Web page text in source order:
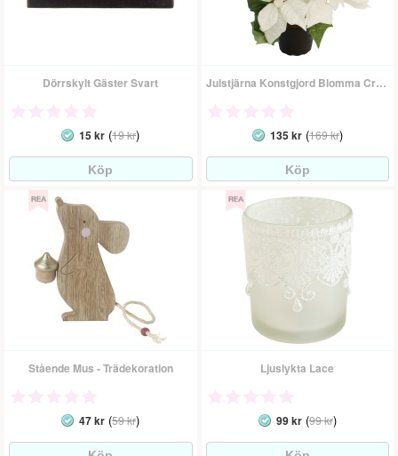
Dörrskylt Gäster Svart
15 kr (19 kr)
Julstjärna Konstgjord Blomma Cremevit
135 kr(169 kr)
Stående Mus - Trädekoration
47 kr (59 kr)
Ljuslykta Lace
99 kr(99 kr)